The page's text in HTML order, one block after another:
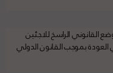
القانوني الراسخ للاجئين
بموجب القانون الدولي